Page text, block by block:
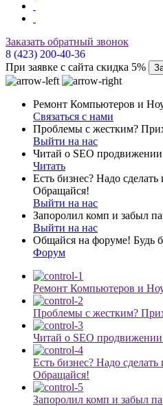
Заказать обратный звонок
8 (423) 200-40-36
При заявке с сайта скидка 5%
Ремонт Компьютеров и
Связаться с нами
Проблемы с жестким?
Выйти на нас
Читай о SEO продвижении
Читать
Есть бизнес? Надо
Обращайся!
Выйти на нас
Запоролил комп и забыл
Выйти на нас
Общайся на форуме! Будь
Форум
Ремонт Компьютеров и
Проблемы с жестким?
Читай о SEO продвижении
Есть бизнес? Надо
Обращайся!
Запоролил комп и забыл